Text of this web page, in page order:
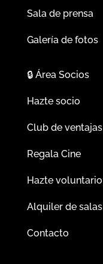
Sala de prensa
Galería de fotos
🔒Área Socios
Hazte socio
Club de ventajas
Regala Cine
Hazte voluntario
Alquiler de salas
Contacto